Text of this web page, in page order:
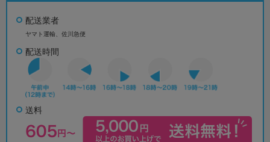
配送業者
ヤマト運輸、佐川急便
配送時間
送料